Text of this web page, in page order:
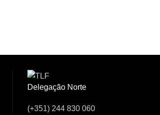
Delegação Norte
(+351) 244 830 060